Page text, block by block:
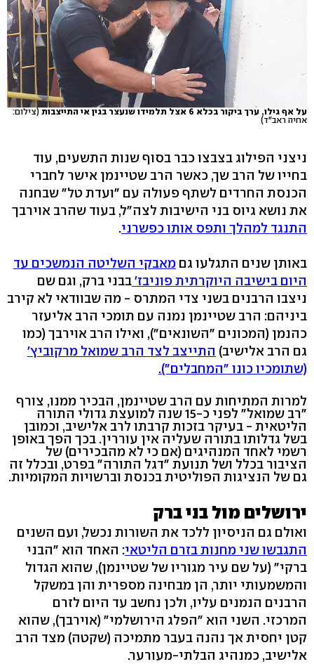
על אף גילו, ערך ביקור בכלא 6 אצל תלמידו שנעצר בגין אי התייצבות
(צילום:
אחיה ראב"ד)
ניצני הפילוג בצבצו כבר בסוף שנות התשעים, עוד
בחייו של הרב שך, כאשר הרב שטיינמן אישר לחברי
הכנסת החרדים לשתף פעולה עם "ועדת טל" שבחנה
את נושא גיוס בני הישיבות לצה"ל, בעוד שהרב אוירבך
התנגד למהלך ותפס אותו כפשרני.
באותן שנים התגלעו גם מאבקי השליטה הנמשכים עד
היום בישיבה היוקרתית פוניבז'בבני ברק, וגם שם
ניצבו הרבנים בשני צדי המתרס - מה שבוודאי לא קירב
ביניהם: הרב שטיינמן נמנה עם תומכי הרב אליעזר
כהנמן (המכונים "השונאים"), ואילו הרב אוירבך (כמו
גם הרב אלישיב) התייצב לצד הרב שמואל מרקוביץ'
(שתומכיו כונו "המחבלים").
למרות המתיחות עם הרב שטיינמן, הבכיר ממנו, צורף
"רב שמואל" לפני כ-15 שנה למועצת גדולי התורה
הליטאית - בעיקר בזכות קרבתו לרב אלישיב, וכמובן
בשל גדלותו בתורה שעליה אין עוררין. בכך הפך באופן
רשמי לאחד המנהיגים (אם כי לא מהבכירים) של
הציבור בכלל ושל תנועת "דגל התורה" בפרט, ובכלל זה
גם של הנציגות הפוליטית בכנסת וברשויות המקומיות.
ירושלים מול בני ברק
ואולם גם הניסיון ללכד את השורות נכשל, ועם השנים
התגבשו שני מחנות בזרם הליטאי: האחד הוא "הבני
ברקי" (על שם עיר מגוריו של שטיינמן), שהוא הגדול
והמשמעותי יותר, הן מבחינה מספרית והן במשקל
הרבנים הנמנים עליו, ולכן נחשב עד היום לזרם
המרכזי. השני הוא "הפלג הירושלמי" (אוירבך), שהוא
קטן יחסית אך נהנה בעבר מתמיכה (שקטה) מצד הרב
אלישיב, כמנהיג הבלתי-מעורער.